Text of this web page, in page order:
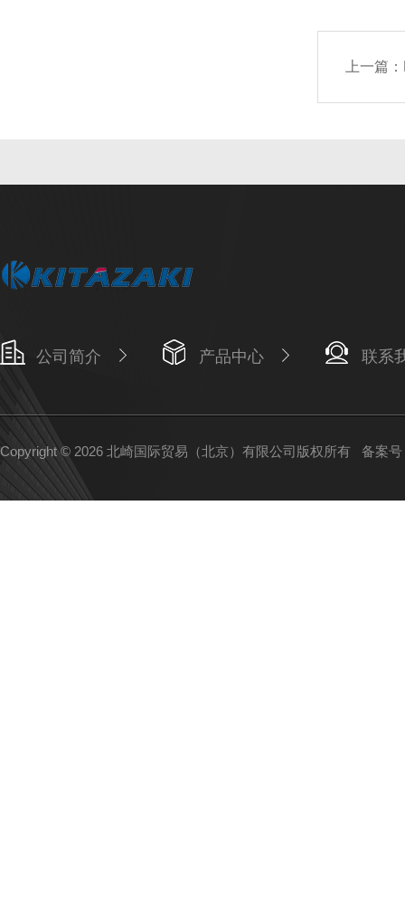
上一篇：
公司简介 产品中心 联系
Copyright © 2026 北崎国际贸易（北京）有限公司版权所有 备案号